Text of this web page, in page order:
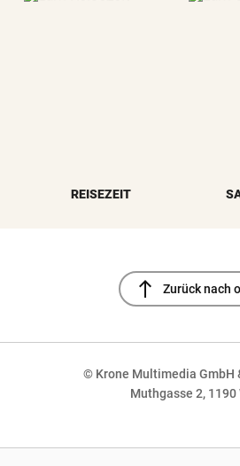
REISEZEIT
north Zurück nach
© Krone Multimedia GmbH
Muthgasse 2, 1190
NaN%